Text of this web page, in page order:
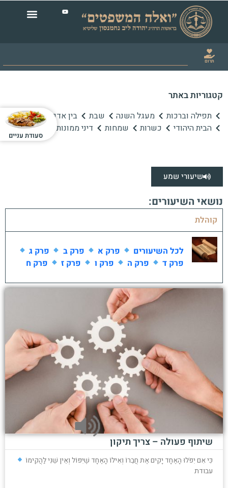
תרום
קטגוריות באתר
תפילה וברכות מעגל השנה שבת
בין אדם לחברו
הבית היהודי
כשרות שמחות דיני ממונות
שיעורי שמע
נושאי השיעורים:
קוהלת
לכל השיעורים פרק א פרק ב
פרק ג
פרק ד
פרק ה פרק ו פרק ז פרק ח
שיתוף פעולה – צריך תיקון
כִּי אִם יִפֹּלוּ הָאֶחָד יָקִים אֶת חֲבֵרוֹ וְאִילוֹ הָאֶחָד שֶׁיִּפּוֹל וְאֵין שֵׁנִי לַהֲקִימוֹ
עבודת
סעודת עניים